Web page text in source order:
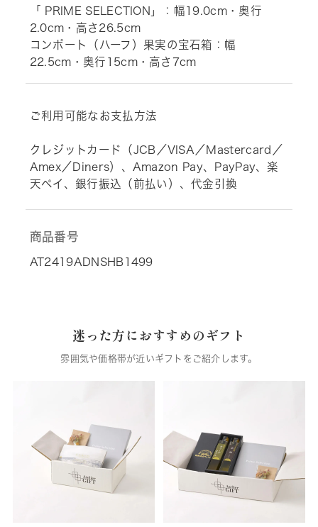
「 PRIME SELECTION」：幅19.0cm・奥行
2.0cm・高さ26.5cm
コンポート（ハーフ）果実の宝石箱：幅
22.5cm・奥行15cm・高さ7cm
ご利用可能なお支払方法
クレジットカード（JCB／VISA／Mastercard／
Amex／Diners）、Amazon Pay、PayPay、楽
天ペイ、銀行振込（前払い）、代金引換
商品番号
AT2419ADNSHB1499
迷った方におすすめのギフト
雰囲気や価格帯が近いギフトをご紹介します。